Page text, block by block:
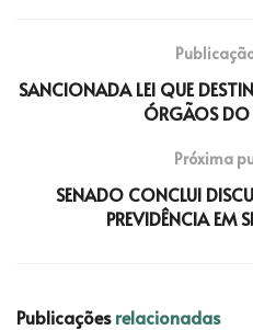
SANCIONADA LEI QUE
ÓRGÃOS
Próxima
SENADO CONCLUI
PREVIDÊNCIA EM
Publicaçõesrelacionadas